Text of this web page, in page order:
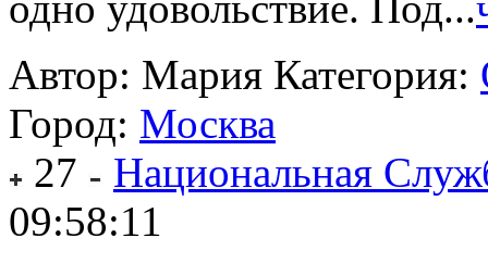
Автор: Мария Категория:
Город: Москва
27
Национальная
09:58:11